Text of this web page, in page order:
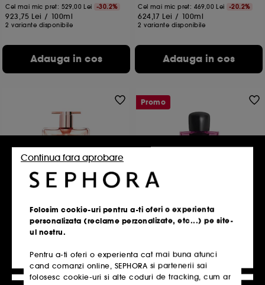
Cel mai mic pret: 529,00 Lei -30.2%
923,75 Lei / 100ml
2 variante disponibile
Adauga in cos
Cel mai mic pret: 469,00 Lei -20.2%
624,17 Lei / 100ml
2 variante disponibile
Adauga in cos
Idôle Now
Eau de Parfum
8
397,00 Lei
2 variante disponibile
Ginza Night Intense
Eau de Parfum
503,50 Lei
1.007,00 Lei /100ml
3 variante disponibile
Promo
Folosim cookie-uri pentru a-ti oferi o experienta
personalizata (reclame perzonalizate, etc...) pe site-
ul nostru.
Pentru a-ti oferi o experienta cat mai buna atunci
cand comanzi online, SEPHORA si partenerii sai
folosesc cookie-uri si alte coduri de tracking, cum ar
Continua fara aprobare